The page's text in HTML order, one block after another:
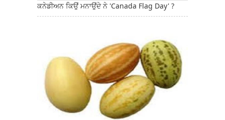
ਕਨੇਡੀਅਨ ਕਿਉਂ ਮਨਾਉਂਦੇ ਨੇ 'Canada Flag Day' ?